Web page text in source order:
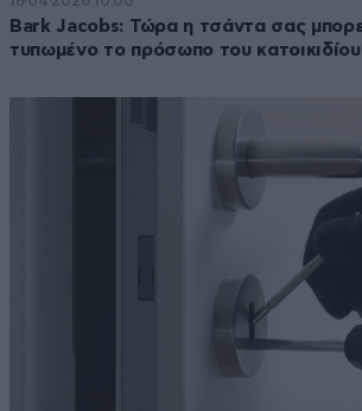
Bark Jacobs: Τώρα η τσάντα σας
τυπωμένο το πρόσωπο του